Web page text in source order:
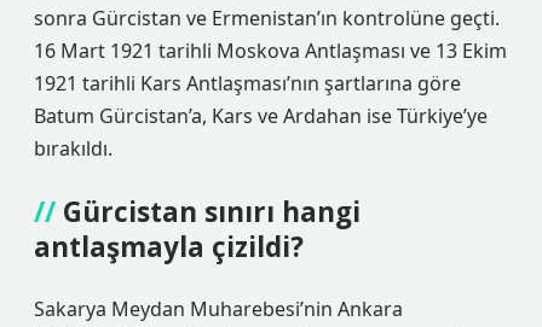
sonra Gürcistan ve Ermenistan’ın kontrolüne geçti.
16 Mart 1921 tarihli Moskova Antlaşması ve 13 Ekim
1921 tarihli Kars Antlaşması’nın şartlarına göre
Batum Gürcistan’a, Kars ve Ardahan ise Türkiye’ye
bırakıldı.
Gürcistan sınırı hangi
antlaşmayla çizildi?
Sakarya Meydan Muharebesi’nin Ankara